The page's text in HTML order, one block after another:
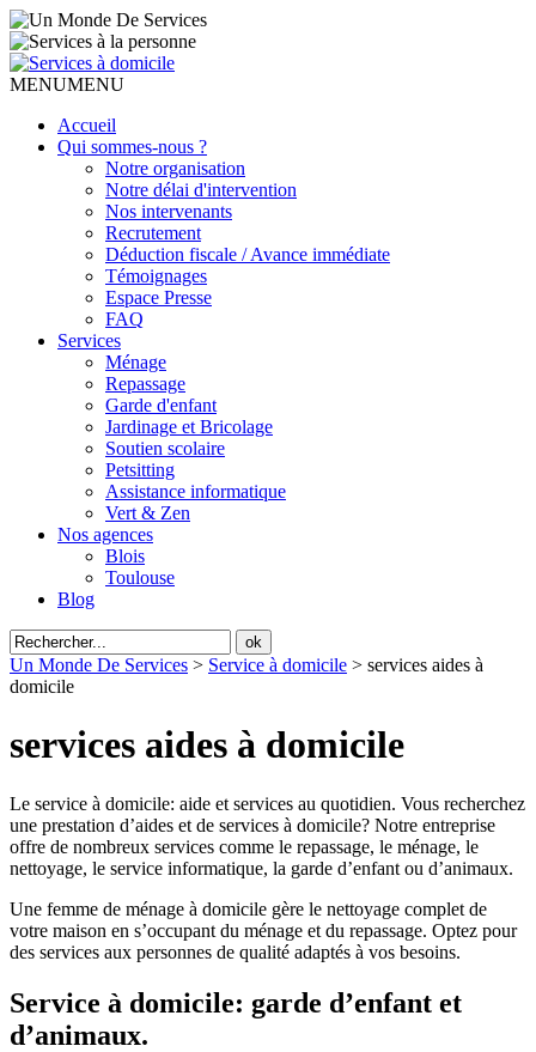
MENUMENU
Accueil
Qui sommes-nous ?
Notre organisation
Notre délai d'intervention
Nos intervenants
Recrutement
Déduction fiscale / Avance immédiate
Témoignages
Espace Presse
FAQ
Services
Ménage
Repassage
Garde d'enfant
Jardinage et Bricolage
Soutien scolaire
Petsitting
Assistance informatique
Vert & Zen
Nos agences
Blois
Toulouse
Blog
Un Monde De Services > Service à domicile > services aides à
domicile
services aides à domicile
Le service à domicile: aide et services au quotidien. Vous recherchez
une prestation d’aides et de services à domicile? Notre entreprise
offre de nombreux services comme le repassage, le ménage, le
nettoyage, le service informatique, la garde d’enfant ou d’animaux.
Une femme de ménage à domicile gère le nettoyage complet de
votre maison en s’occupant du ménage et du repassage. Optez pour
des services aux personnes de qualité adaptés à vos besoins.
Service à domicile: garde d’enfant et
d’animaux.